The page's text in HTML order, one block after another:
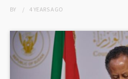
BY 4 YEARSAGO